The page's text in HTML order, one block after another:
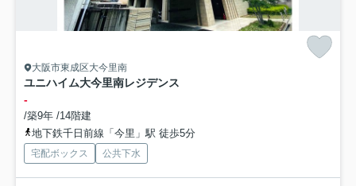
大阪市東成区大今里南
ユニハイム大今里南レジデンス
-
/築9年 /14階建
地下鉄千日前線「今里」駅 徒歩5分
宅配ボックス 公共下水